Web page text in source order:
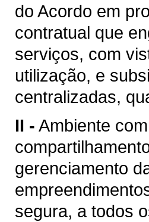
do Acordo em
contratual que
serviços, com
utilização, e
centralizadas,
II - Ambiente
gerenciamento
segura, a todos